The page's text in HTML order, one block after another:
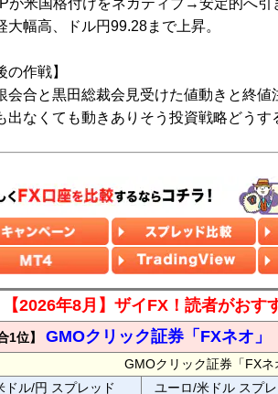
が米国格付けをネガティブ→安定的へ引
大幅高、ドル円99.28まで上昇。
の作戦】
会合と黒田総裁会見受けた値動きと終値
出なくても動きありそう投資戦略どうす
【2026年8月】ザイFX！読者がおす
1位】 GMOクリック証券「FXネオ」
GMOクリック証券「FXネ
ドル/円 スプレッド
ユーロ/米ドル スプ